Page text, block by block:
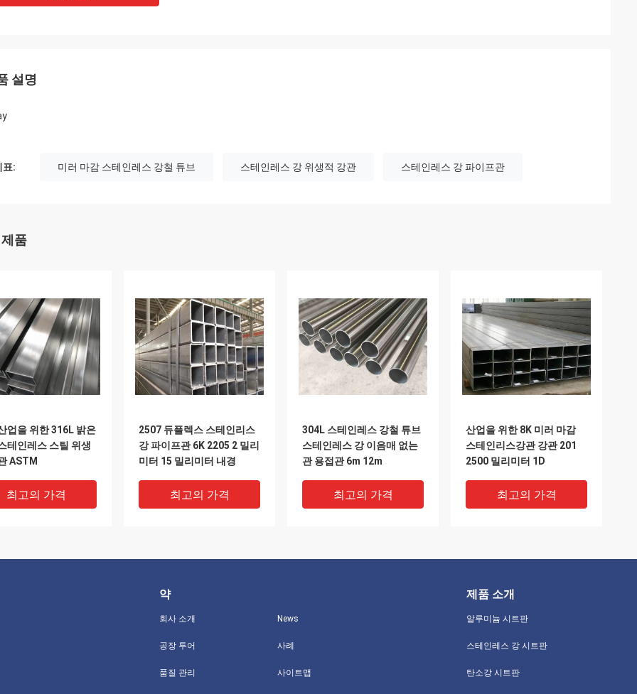
설명
표: 미러 마감 스테인레스 강철 튜브 스테인레스 강 위생적 강관 스테인레스 강 파이프관
품
업을 위한 316L 밝은
테인레스 스틸 위생
ASTM
최고의 가격
2507 듀플렉스 스테인리스
강 파이프관 6K 2205 2 밀리
미터 15 밀리미터 내경
최고의 가격
304L 스테인레스 강철 튜브
스테인레스 강 이음매 없는
관 용접관 6m 12m
최고의 가격
산업을 위한 8K 미러 마감
스테인리스강관 강관 201
2500 밀리미터 1D
최고의 가격
약
회사 소개
공장 투어
품질 관리
News
사례
사이트맵
제품 소개
알루미늄 시트판
스테인레스 강 시트판
탄소강 시트판